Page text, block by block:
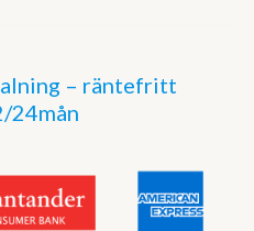
– räntefritt
24mån